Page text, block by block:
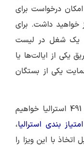
امکان درخواست برای
زیر کلاس 191) را نیز خواهید داشت. برای
یک شغل در لیست
از طریق یکی از ایالت‌ها یا
یکی از بستگان
، به معرفی ویزای 491 استرالیا خواهیم
امتیاز بندی استرالیا،
با این ویزا را